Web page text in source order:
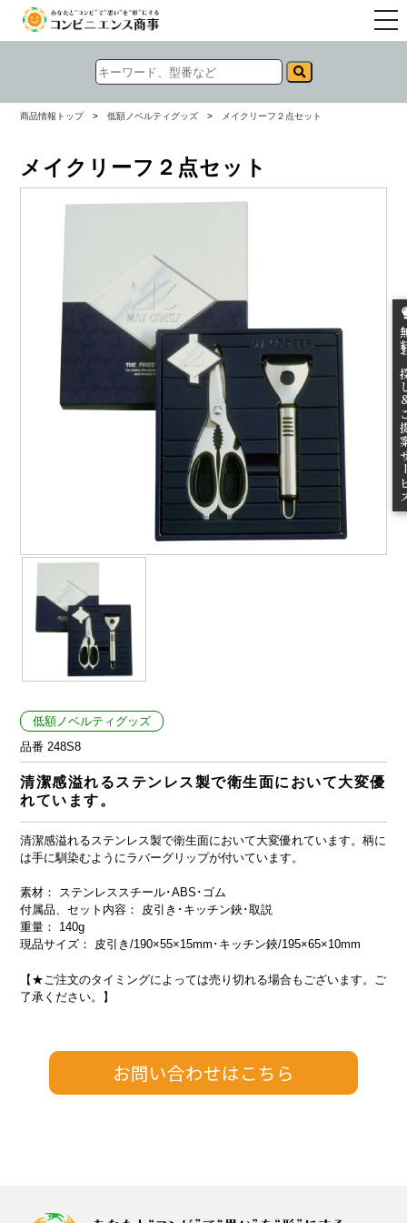
無
ご
商品情報トップ > 低額ノベルティグッズ > メイクリーフ２点セット
メイクリーフ２点セット
低額ノベルティグッズ
品番 248S8
清潔感溢れるステンレス製で衛生面において大変優
れています。
清潔感溢れるステンレス製で衛生面において大変優れています。柄に
は手に馴染むようにラバーグリップが付いています。
素材： ステンレススチール･ABS･ゴム
付属品、セット内容： 皮引き･キッチン鋏･取説
重量： 140g
現品サイズ： 皮引き/190×55×15mm･キッチン鋏/195×65×10mm
【★ご注文のタイミングによっては売り切れる場合もございます。ご
了承ください。】